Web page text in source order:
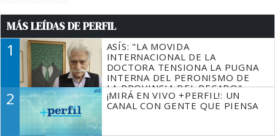
MÁS LEÍDAS DE PERFIL
1
ASÍS: "LA MOVIDA
INTERNACIONAL DE LA
DOCTORA TENSIONA LA PUGNA
INTERNA DEL PERONISMO DE
LA PROVINCIA DEL PECADO"
2
¡MIRÁ EN VIVO +PERFIL!: UN
CANAL CON GENTE QUE PIENSA